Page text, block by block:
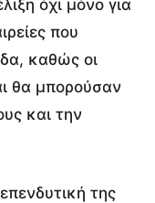
όχι μόνο για
που
καθώς οι
θα μπορούσαν
και την
της